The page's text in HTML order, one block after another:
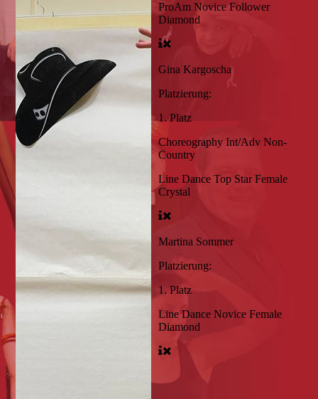
ProAm Novice Follower
Diamond
Gina Kargoscha
Platzierung:
1. Platz
Choreography Int/Adv Non-
Country
Line Dance Top Star Female
Crystal
Martina Sommer
Platzierung:
1. Platz
Line Dance Novice Female
Diamond